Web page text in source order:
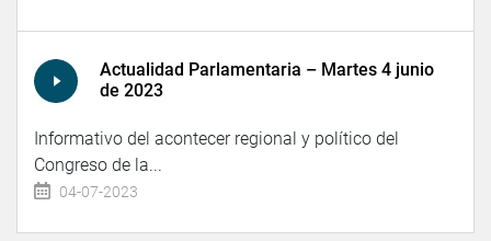
Actualidad Parlamentaria – Martes 4 junio
de 2023
Informativo del acontecer regional y político del
Congreso de la...
04-07-2023